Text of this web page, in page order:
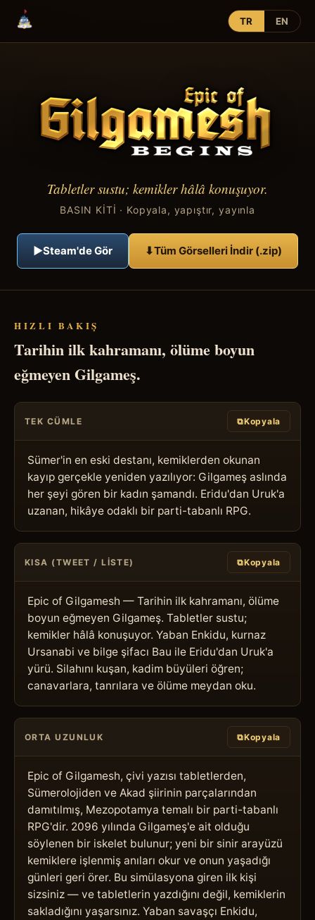
TR EN
Tabletler sustu; kemikler hâlâ konuşuyor.
BASIN KİTİ · Kopyala, yapıştır, yayınla
▶Steam'de Gör ⬇Tüm Görselleri İndir (.zip)
HIZLI BAKIŞ
Tarihin ilk kahramanı, ölüme boyun
eğmeyen Gilgameş.
TEK CÜMLE ⧉Kopyala
Sümer'in en eski destanı, kemiklerden okunan
kayıp gerçekle yeniden yazılıyor: Gilgameş aslında
her şeyi gören bir kadın şamandı. Eridu'dan Uruk'a
uzanan, hikâye odaklı bir parti-tabanlı RPG.
KISA (TWEET / LISTE) ⧉Kopyala
Epic of Gilgamesh — Tarihin ilk kahramanı, ölüme
boyun eğmeyen Gilgameş. Tabletler sustu;
kemikler hâlâ konuşuyor. Yaban Enkidu, kurnaz
Ursanabi ve bilge şifacı Bau ile Eridu'dan Uruk'a
yürü. Silahını kuşan, kadim büyüleri öğren;
canavarlara, tanrılara ve ölüme meydan oku.
ORTA UZUNLUK ⧉Kopyala
Epic of Gilgamesh, çivi yazısı tabletlerden,
Sümerolojiden ve Akad şiirinin parçalarından
damıtılmış, Mezopotamya temalı bir parti-tabanlı
RPG'dir. 2096 yılında Gilgameş'e ait olduğu
söylenen bir iskelet bulunur; yeni bir sinir arayüzü
kemiklere işlenmiş anıları okur ve onun yaşadığı
günleri geri örer. Bu simülasyona giren ilk kişi
sizsiniz — ve tabletlerin yazdığını değil, kemiklerin
sakladığını yaşarsınız. Yaban savaşçı Enkidu,